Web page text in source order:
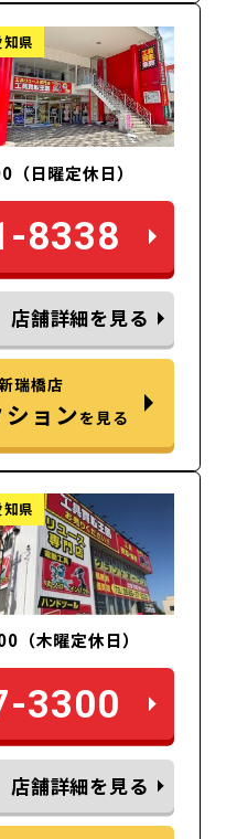
知県
日曜定休日）
8338
店舗詳細を見る
瑞橋店
ョンを見る
知県
（木曜定休日）
3300
店舗詳細を見る